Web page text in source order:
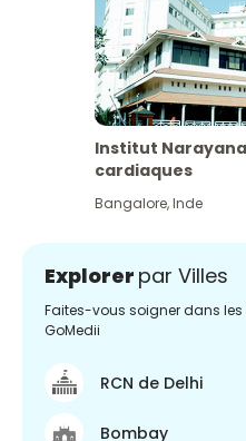
Institut
cardiaques
Bangalore,Inde
Explorer par Villes
Faites-vous soigner dans
GoMedii
RCN de Delhi
Bombay